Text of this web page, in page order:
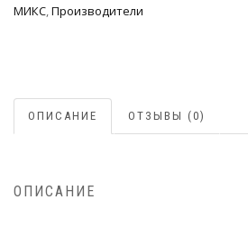
МИКС,Производители
ОПИСАНИЕ ОТЗЫВЫ (0)
ОПИСАНИЕ